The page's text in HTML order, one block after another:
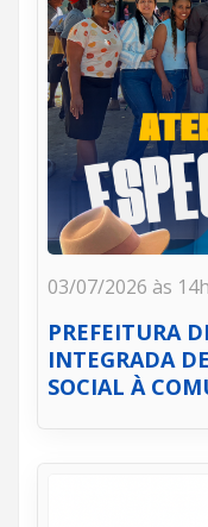
03/07/2026 às
PREFEITURA
INTEGRADA
SOCIAL À